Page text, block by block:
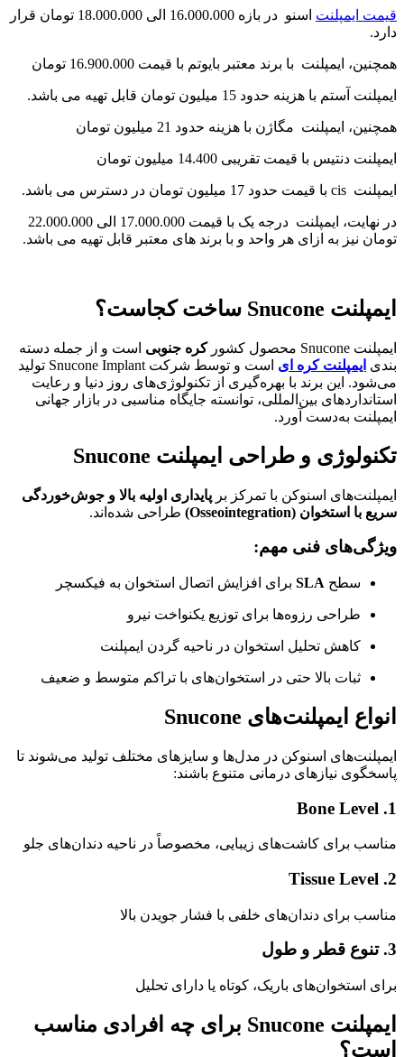
قیمت ایمپلنت
اسنو در بازه 16.000.000 الی 18.000.000 تومان قرار
دارد.
همچنین، ایمپلنت با برند معتبر بایوتم با قیمت 16.900.000 تومان
ایمپلنت آستم با هزینه حدود 15 میلیون تومان قابل تهیه می باشد.
همچنین، ایمپلنت مگاژن با هزینه حدود 21 میلیون تومان
ایمپلنت دنتیس با قیمت تقریبی 14.400 میلیون تومان
ایمپلنت cis با قیمت حدود 17 میلیون تومان در دسترس می باشد.
در نهایت، ایمپلنت درجه یک با قیمت 17.000.000 الی 22.000.000
تومان نیز به ازای هر واحد و با برند های معتبر قابل تهیه می باشد.
ایمپلنت Snucone ساخت کجاست؟
ایمپلنت Snucone محصول کشور کره جنوبی است و از جمله دسته
بندی ایمپلنت کره ای
است و توسط شرکت Snucone Implant تولید
می‌شود. این برند با بهره‌گیری از تکنولوژی‌های روز دنیا و رعایت
استانداردهای بین‌المللی، توانسته جایگاه مناسبی در بازار جهانی
ایمپلنت به‌دست آورد.
تکنولوژی و طراحی ایمپلنت Snucone
ایمپلنت‌های اسنوکن با تمرکز بر پایداری اولیه بالا و جوش‌خوردگی
سریع با استخوان (Osseointegration)
طراحی شده‌اند.
ویژگی‌های فنی مهم:
سطح SLA برای افزایش اتصال استخوان به فیکسچر
طراحی رزوه‌ها برای توزیع یکنواخت نیرو
کاهش تحلیل استخوان در ناحیه گردن ایمپلنت
ثبات بالا حتی در استخوان‌های با تراکم متوسط و ضعیف
انواع ایمپلنت‌های Snucone
ایمپلنت‌های اسنوکن در مدل‌ها و سایزهای مختلف تولید می‌شوند تا
پاسخگوی نیازهای درمانی متنوع باشند:
1. Bone Level
مناسب برای کاشت‌های زیبایی، مخصوصاً در ناحیه دندان‌های جلو
2. Tissue Level
مناسب برای دندان‌های خلفی با فشار جویدن بالا
3. تنوع قطر و طول
برای استخوان‌های باریک، کوتاه یا دارای تحلیل
ایمپلنت Snucone برای چه افرادی مناسب
است؟